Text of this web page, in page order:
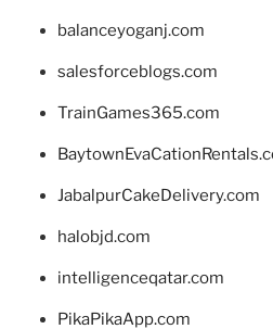
balanceyoganj.com
salesforceblogs.com
TrainGames365.com
JabalpurCakeDelivery.com
halobjd.com
intelligenceqatar.com
PikaPikaApp.com